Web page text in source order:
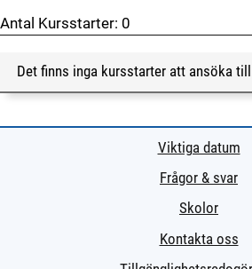
Antal Kursstarter: 0
Det finns inga kursstarter att ansöka
Viktiga datum
Frågor & svar
Skolor
Kontakta oss